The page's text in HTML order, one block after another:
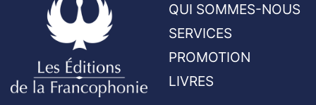
QUI SOMMES-NOUS
SERVICES
PROMOTION
LIVRES